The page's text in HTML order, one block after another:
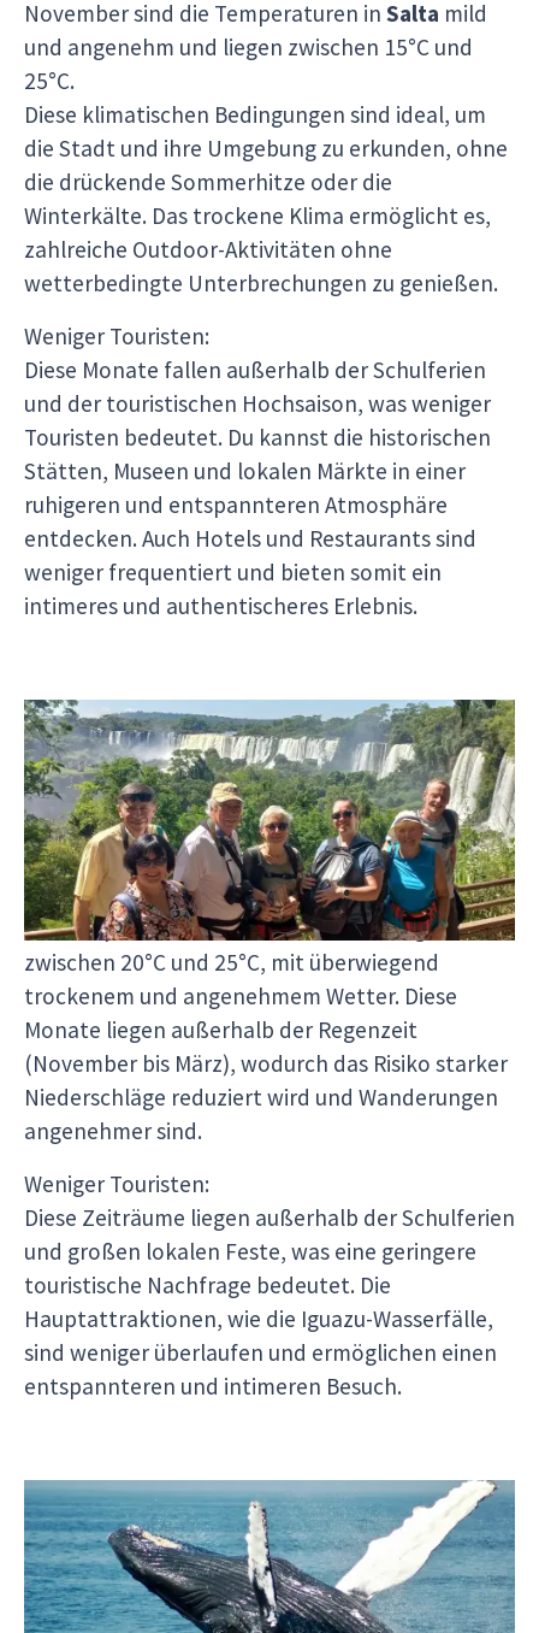
November sind die Temperaturen in Salta mild
und angenehm und liegen zwischen 15°C und
25°C.
Diese klimatischen Bedingungen sind ideal, um
die Stadt und ihre Umgebung zu erkunden, ohne
die drückende Sommerhitze oder die
Winterkälte. Das trockene Klima ermöglicht es,
zahlreiche Outdoor-Aktivitäten ohne
wetterbedingte Unterbrechungen zu genießen.
Weniger Touristen:
Diese Monate fallen außerhalb der Schulferien
und der touristischen Hochsaison, was weniger
Touristen bedeutet. Du kannst die historischen
Stätten, Museen und lokalen Märkte in einer
ruhigeren und entspannteren Atmosphäre
entdecken. Auch Hotels und Restaurants sind
weniger frequentiert und bieten somit ein
intimeres und authentischeres Erlebnis.
Iguazu Wasserfälle
Beste Reisezeit: von März bis November
Warum diese Monate ideal sind:
Angenehmes Klima:
Die Temperaturen sind moderat und liegen
zwischen 20°C und 25°C, mit überwiegend
trockenem und angenehmem Wetter. Diese
Monate liegen außerhalb der Regenzeit
(November bis März), wodurch das Risiko starker
Niederschläge reduziert wird und Wanderungen
angenehmer sind.
Weniger Touristen:
Diese Zeiträume liegen außerhalb der Schulferien
und großen lokalen Feste, was eine geringere
touristische Nachfrage bedeutet. Die
Hauptattraktionen, wie die Iguazu-Wasserfälle,
sind weniger überlaufen und ermöglichen einen
entspannteren und intimeren Besuch.
Halbinsel Valdés
Beste Reisezeit: von September bis Dezember
und von März bis Mai.